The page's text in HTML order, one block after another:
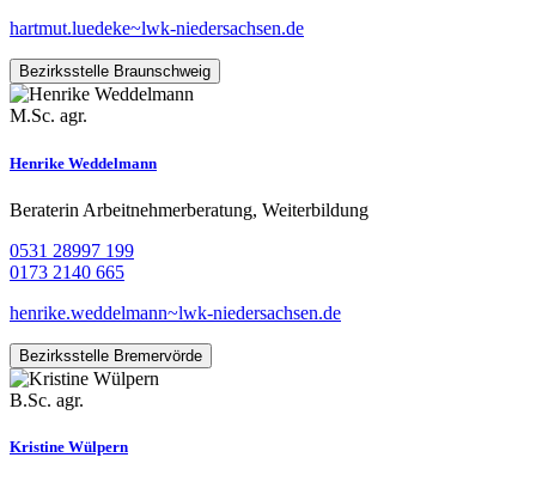
hartmut.luedeke~lwk-niedersachsen.de
Bezirksstelle Braunschweig
M.Sc. agr.
Henrike Weddelmann
Beraterin Arbeitnehmerberatung, Weiterbildung
0531 28997 199
0173 2140 665
henrike.weddelmann~lwk-niedersachsen.de
Bezirksstelle Bremervörde
B.Sc. agr.
Kristine Wülpern